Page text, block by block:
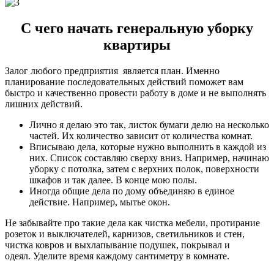
С чего начать генеральную уборку
квартиры
Залог любого предприятия является план. Именно
планирование последовательных действий поможет вам
быстро и качественно провести работу в доме и не выполнять
лишних действий.
Лично я делаю это так, листок бумаги делю на несколько
частей. Их количество зависит от количества комнат.
Вписываю дела, которые нужно выполнить в каждой из
них. Список составляю сверху вниз. Например, начинаю
уборку с потолка, затем с верхних полок, поверхности
шкафов и так далее. В конце мою полы.
Иногда общие дела по дому объединяю в единое
действие. Например, мытье окон.
Не забывайте про такие дела как чистка мебели, протирание
розеток и выключателей, карнизов, светильников и стен,
чистка ковров и выхлапывание подушек, покрывал и
одеял. Уделите время каждому сантиметру в комнате.